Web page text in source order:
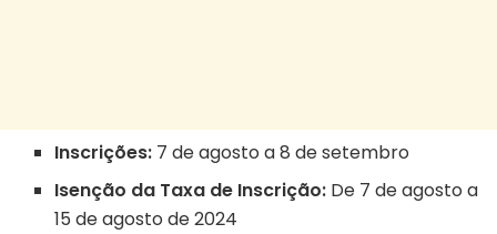
Inscrições: 7 de agosto a 8 de setembro
Isenção da Taxa de Inscrição: De 7 de agosto a
15 de agosto de 2024